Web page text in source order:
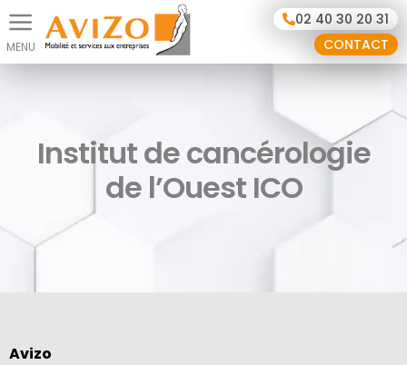
02 40 30 20 31
CONTACT
Institut de cancérologie
de l’Ouest ICO
Avizo
Panneau de gestion des cookies